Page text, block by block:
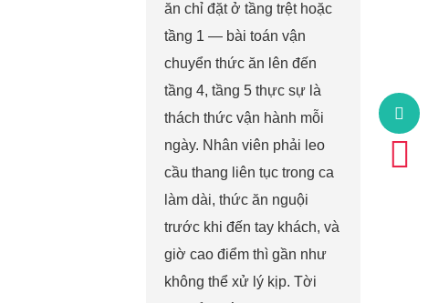
ăn chỉ đặt ở tầng trệt hoặc
tầng 1 — bài toán vận
chuyển thức ăn lên đến
tầng 4, tầng 5 thực sự là
thách thức vận hành mỗi
ngày. Nhân viên phải leo
cầu thang liên tục trong ca
làm dài, thức ăn nguội
trước khi đến tay khách, và
giờ cao điểm thì gần như
không thể xử lý kịp. Tời